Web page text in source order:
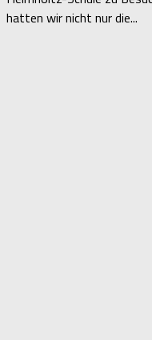
hatten wir nicht nur die...